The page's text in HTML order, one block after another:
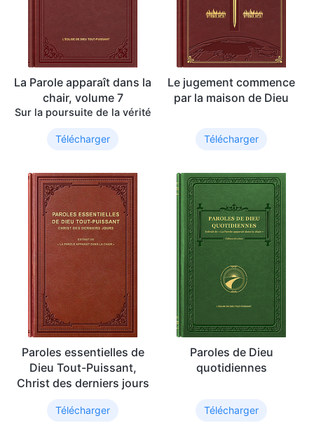
La Parole apparaît dans la
chair, volume 7
Sur la poursuite de la vérité
Télécharger
Le jugement commence
par la maison de Dieu
Télécharger
Paroles essentielles de
Dieu Tout-Puissant,
Christ des derniers jours
Télécharger
Paroles de Dieu
quotidiennes
Télécharger